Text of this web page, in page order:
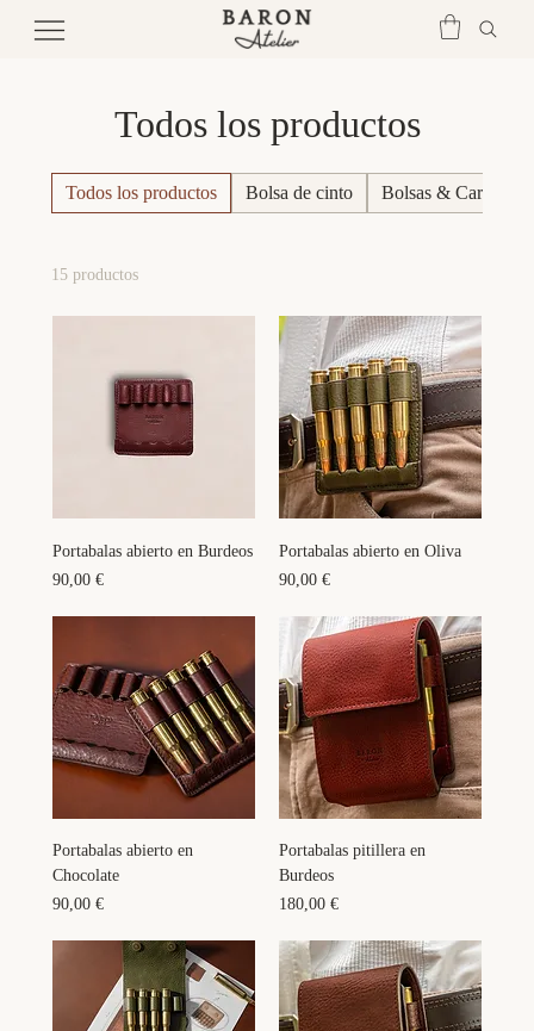
Todos los productos
Todos los productos Bolsa de cinto Bolsas &
15 productos
Portabalas abierto en Burdeos
Precio
90,00 €
Portabalas abierto en Oliva
Precio
90,00 €
Portabalas abierto en
Chocolate
Precio
90,00 €
Portabalas pitillera en
Burdeos
Precio
180,00 €